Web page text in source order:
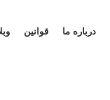
درباره ما قوانین